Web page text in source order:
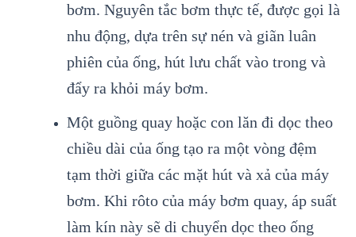
bơm. Nguyên tắc bơm thực tế, được gọi là
nhu động, dựa trên sự nén và giãn luân
phiên của ống, hút lưu chất vào trong và
đẩy ra khỏi máy bơm.
Một guồng quay hoặc con lăn đi dọc theo
chiều dài của ống tạo ra một vòng đệm
tạm thời giữa các mặt hút và xả của máy
bơm. Khi rôto của máy bơm quay, áp suất
làm kín này sẽ di chuyển dọc theo ống